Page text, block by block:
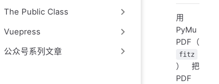
The Public Class
Vuepress
公众号系列文章
用
PyMu
PDF（
fitz
）把
PDF